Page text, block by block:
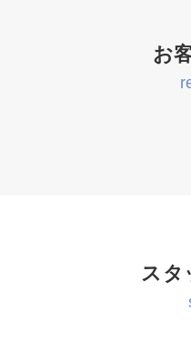
お
スタ